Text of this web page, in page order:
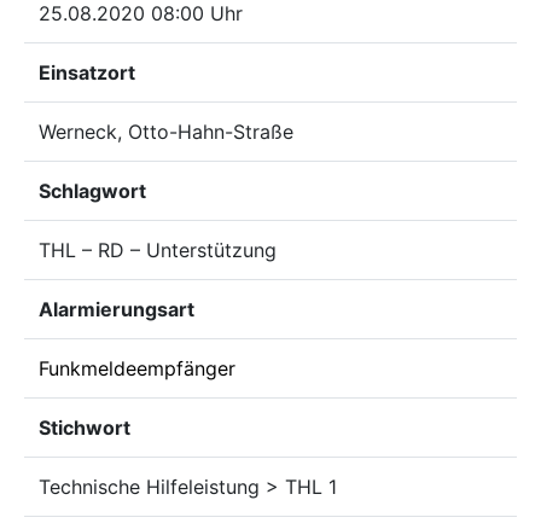
25.08.2020 08:00 Uhr
Einsatzort
Werneck, Otto-Hahn-Straße
Schlagwort
THL – RD – Unterstützung
Alarmierungsart
Funkmeldeempfänger
Stichwort
Technische Hilfeleistung > THL 1